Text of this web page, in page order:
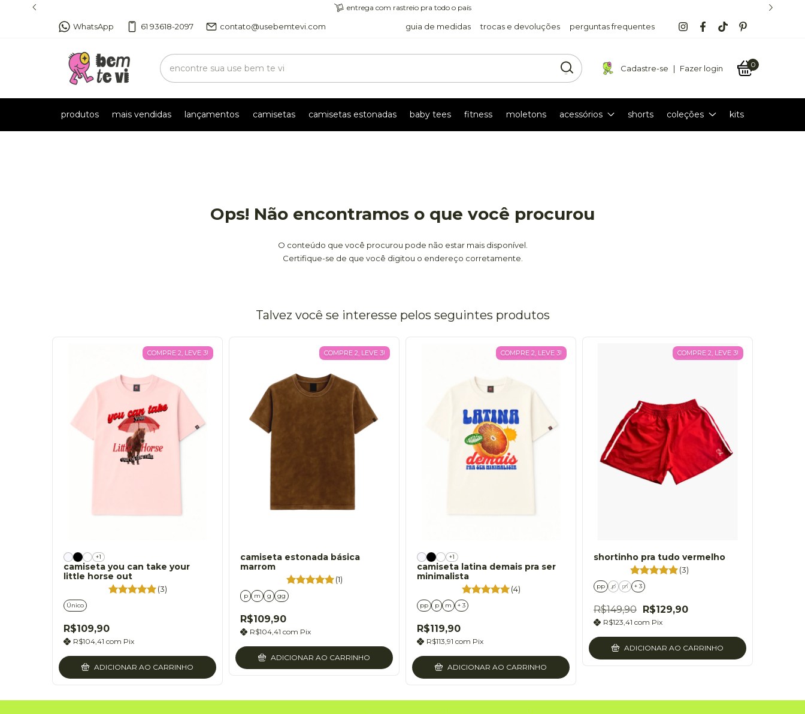
entrega com rastreio pra todo o país
WhatsApp 61 93618-2097 contato@usebemtevi.com guia de medidas trocas e devoluções perguntas frequentes
Cadastre-se | Fazer login 0
produtos mais vendidas lançamentos camisetas camisetas estonadas baby tees fitness moletons acessórios shorts coleções kits
Ops! Não encontramos o que você procurou
O conteúdo que você procurou pode não estar mais disponível.
Certifique-se de que você digitou o endereço corretamente.
Talvez você se interesse pelos seguintes produtos
COMPRE 2, LEVE 3!
+1
camiseta you can take your
little horse out
(3)
Único
R$109,90
R$104,41 com Pix
ADICIONAR AO CARRINHO
COMPRE 2, LEVE 3!
camiseta estonada básica
marrom
(1)
p m g gg
R$109,90
R$104,41 com Pix
ADICIONAR AO CARRINHO
COMPRE 2, LEVE 3!
+1
camiseta latina demais pra ser
minimalista
(4)
pp p m + 3
R$119,90
R$113,91 com Pix
ADICIONAR AO CARRINHO
COMPRE 2, LEVE 3!
shortinho pra tudo vermelho
(3)
pp p m + 3
R$149,90 R$129,90
R$123,41 com Pix
ADICIONAR AO CARRINHO